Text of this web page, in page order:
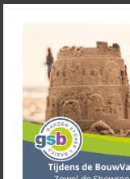
€ 101,00
BEKIJK